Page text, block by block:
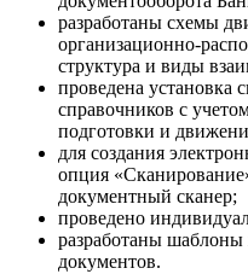
разработаны схемы
организационно-
структура и виды
проведена установка
справочников с
подготовки и
для создания
опция
документный сканер;
проведено
разработаны
документов.